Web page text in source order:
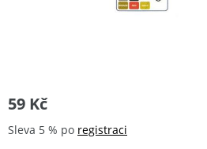
59 Kč
Sleva 5 % po registraci